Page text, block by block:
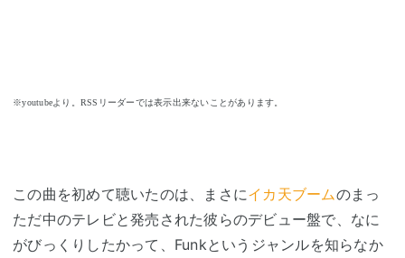
※youtubeより。RSSリーダーでは表示出来ないことがあります。
この曲を初めて聴いたのは、まさにイカ天ブームのまっ
ただ中のテレビと発売された彼らのデビュー盤で、なに
がびっくりしたかって、Funkというジャンルを知らなか